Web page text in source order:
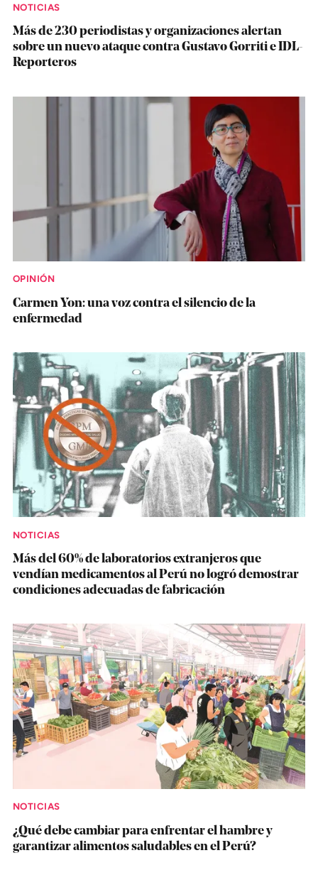
NOTICIAS
Más de 230 periodistas y organizaciones alertan
sobre un nuevo ataque contra Gustavo Gorriti e IDL-
Reporteros
OPINIÓN
Carmen Yon: una voz contra el silencio de la
enfermedad
NOTICIAS
Más del 60% de laboratorios extranjeros que
vendían medicamentos al Perú no logró demostrar
condiciones adecuadas de fabricación
NOTICIAS
¿Qué debe cambiar para enfrentar el hambre y
garantizar alimentos saludables en el Perú?